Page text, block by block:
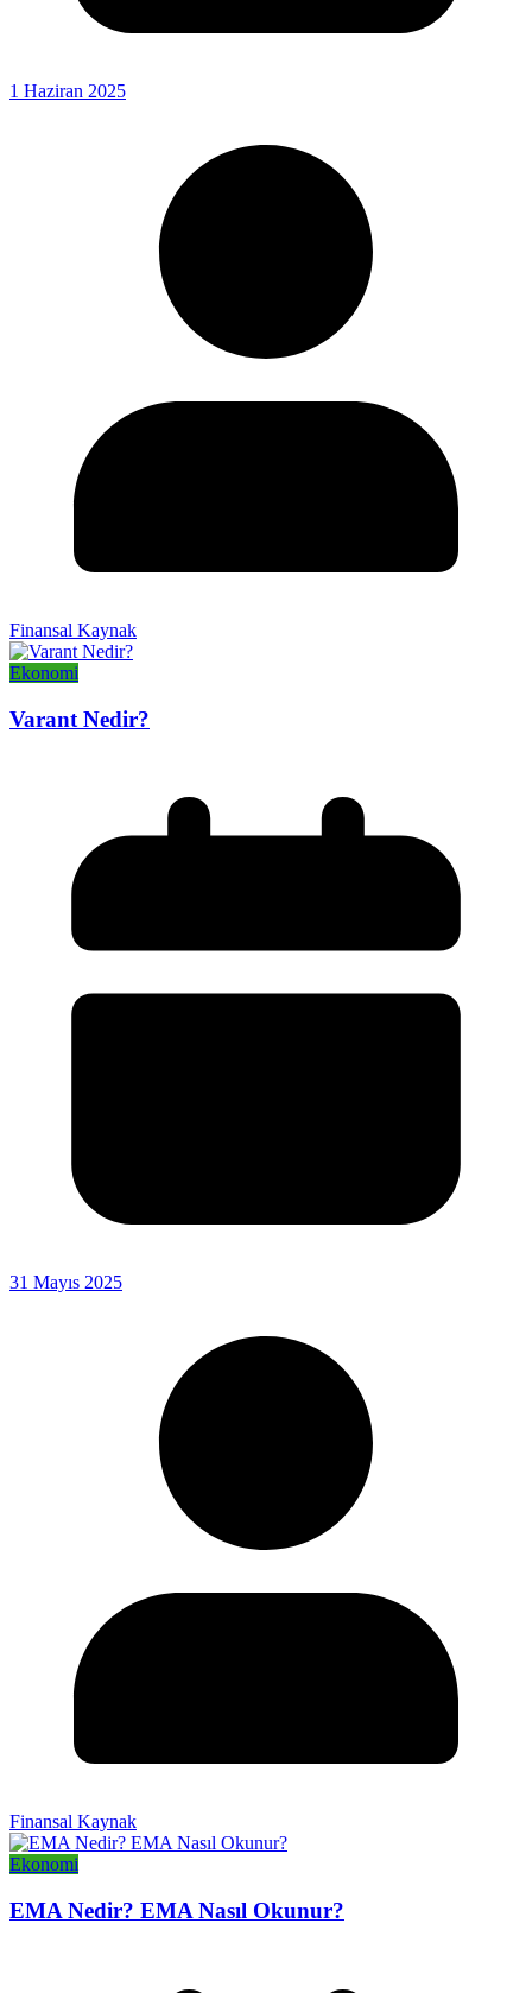
1 Haziran 2025
Finansal Kaynak
Ekonomi
Varant Nedir?
31 Mayıs 2025
Finansal Kaynak
Ekonomi
EMA Nedir? EMA Nasıl Okunur?